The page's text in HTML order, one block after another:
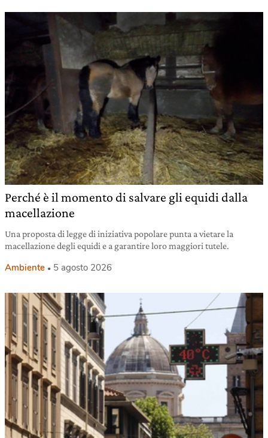
Perché è il momento di salvare gli equidi dalla
macellazione
Una proposta di legge di iniziativa popolare punta a vietare la
macellazione degli equidi e a garantire loro maggiori tutele.
Ambiente 5 agosto 2026